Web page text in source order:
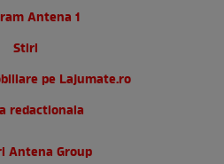
Antena 1
Stiri
pe Lajumate.ro
redactionala
Antena Group